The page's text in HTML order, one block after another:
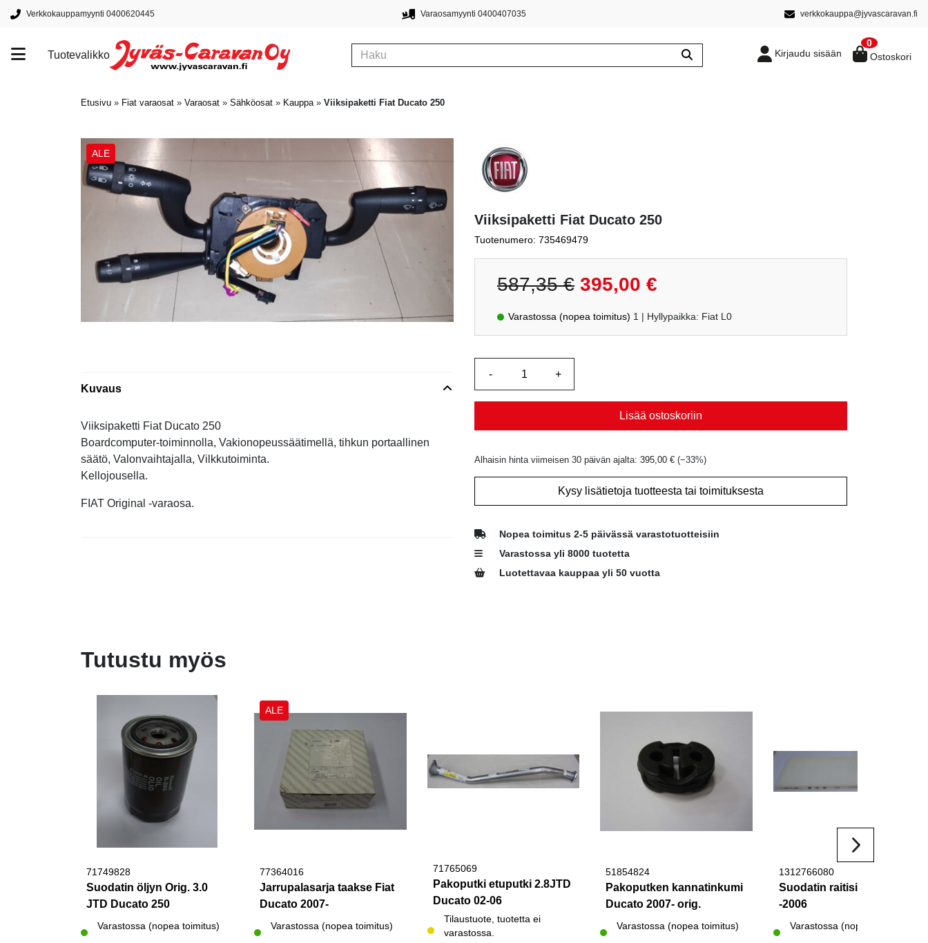
Verkkokauppamyynti 0400620445 Varaosamyynti 0400407035 verkkokauppa@jyvascaravan.fi
Tuotevalikko Kirjaudu sisään
0
Ostoskori
Etusivu » Fiat varaosat » Varaosat » Sähköosat » Kauppa» Viiksipaketti Fiat Ducato 250
ALE
Kuvaus
Viiksipaketti Fiat Ducato 250
Boardcomputer-toiminnolla, Vakionopeussäätimellä, tihkun portaallinen
säätö, Valonvaihtajalla, Vilkkutoiminta.
Kellojousella.
FIAT Original -varaosa.
Viiksipaketti Fiat Ducato 250
Tuotenumero: 735469479
587,35€ Alkuperäinen
hinta
395,00 €
on:
Varastossa (nopea toimitus) 1 | Hyllypaikka: Fiat L0
Lisää ostoskoriin
Alhaisin hinta viimeisen 30 päivän ajalta: 395,00 € (−33%)
Kysy lisätietoja tuotteesta tai toimituksesta
Nopea toimitus 2-5 päivässä varastotuotteisiin
Varastossa yli 8000 tuotetta
Luotettavaa kauppaa yli 50 vuotta
Tutustu myös
71749828
Suodatin öljyn Orig. 3.0
JTD Ducato 250
Varastossa (nopea toimitus)
ALE
77364016
Jarrupalasarja taakse Fiat
Ducato 2007-
Varastossa (nopea toimitus)
71765069
Pakoputki etuputki 2.8JTD
Ducato 02-06
Tilaustuote, tuotetta ei
varastossa.
51854824
Pakoputken kannatinkumi
Ducato 2007- orig.
Varastossa (nopea toimitus)
1312766080
Suodatin raitisilma Ducato
-2006
Varastossa (nopea toimitus)